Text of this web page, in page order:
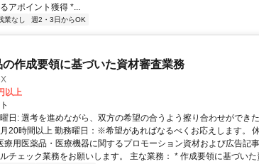
アポイント獲得 *...
業なし 週2・3日からOK
の作成要領に基づいた資材審査業務
以上
日: 選考を進めながら、双方の希望の合うよう擦り合わせができ
20時間以上 勤務曜日：※希望があればなるべくお応えします。
療用医薬品・医療機器に関するプロモーション資材および広告記
チェック業務をお願いします。 主な業務： * 作成要領に基づいた